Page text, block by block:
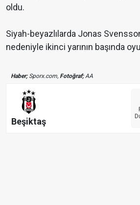
oldu.
Siyah-beyazlılarda Jonas
nedeniyle ikinci yarının başında
Haber;Sporx.com, Fotoğraf;AA
Beşiktaş